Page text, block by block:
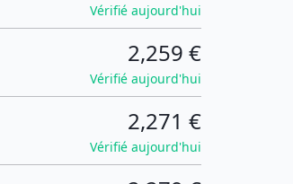
Vérifié aujourd'hui
2,259 €
Vérifié aujourd'hui
2,271 €
Vérifié aujourd'hui